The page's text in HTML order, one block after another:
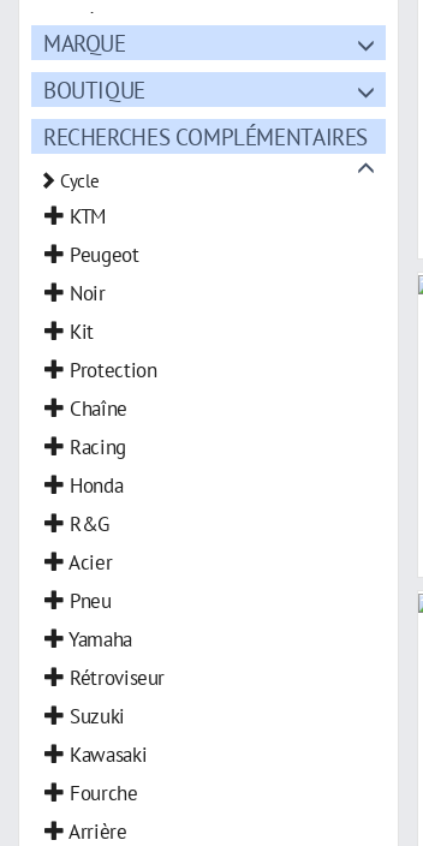
Poignée
MARQUE
BOUTIQUE
RECHERCHES COMPLÉMENTAIRES
Cycle
KTM
Peugeot
Noir
Kit
Protection
Chaîne
Racing
Honda
R&G
Acier
Pneu
Yamaha
Rétroviseur
Suzuki
Kawasaki
Fourche
Arrière